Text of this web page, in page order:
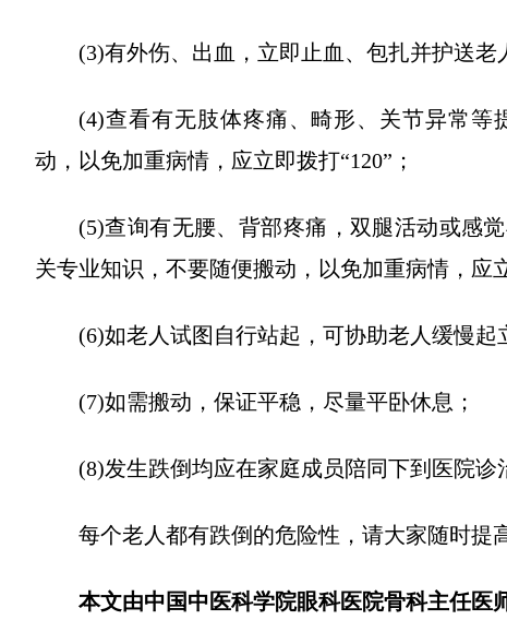
(3)有外伤、出血，立即止血、包扎并护送老
(4)查看有无肢体疼痛、畸形、关节异常
动，以免加重病情，应立即拨打“120”；
(5)查询有无腰、背部疼痛，双腿活动或感
关专业知识，不要随便搬动，以免加重病情，应
(6)如老人试图自行站起，可协助老人缓慢
(7)如需搬动，保证平稳，尽量平卧休息；
(8)发生跌倒均应在家庭成员陪同下到医院诊
每个老人都有跌倒的危险性，请大家随时提
本文由中国中医科学院眼科医院骨科主任医